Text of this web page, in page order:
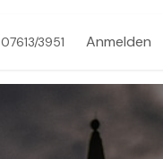
07613/3951 Anmelden